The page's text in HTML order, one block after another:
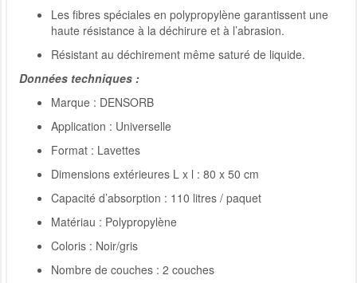
Les fibres spéciales en polypropylène garantissent une
haute résistance à la déchirure et à l’abrasion.
Résistant au déchirement même saturé de liquide.
Données techniques :
Marque : DENSORB
Application : Universelle
Format : Lavettes
Dimensions extérieures L x l : 80 x 50 cm
Capacité d’absorption : 110 litres / paquet
Matériau : Polypropylène
Coloris : Noir/gris
Nombre de couches : 2 couches